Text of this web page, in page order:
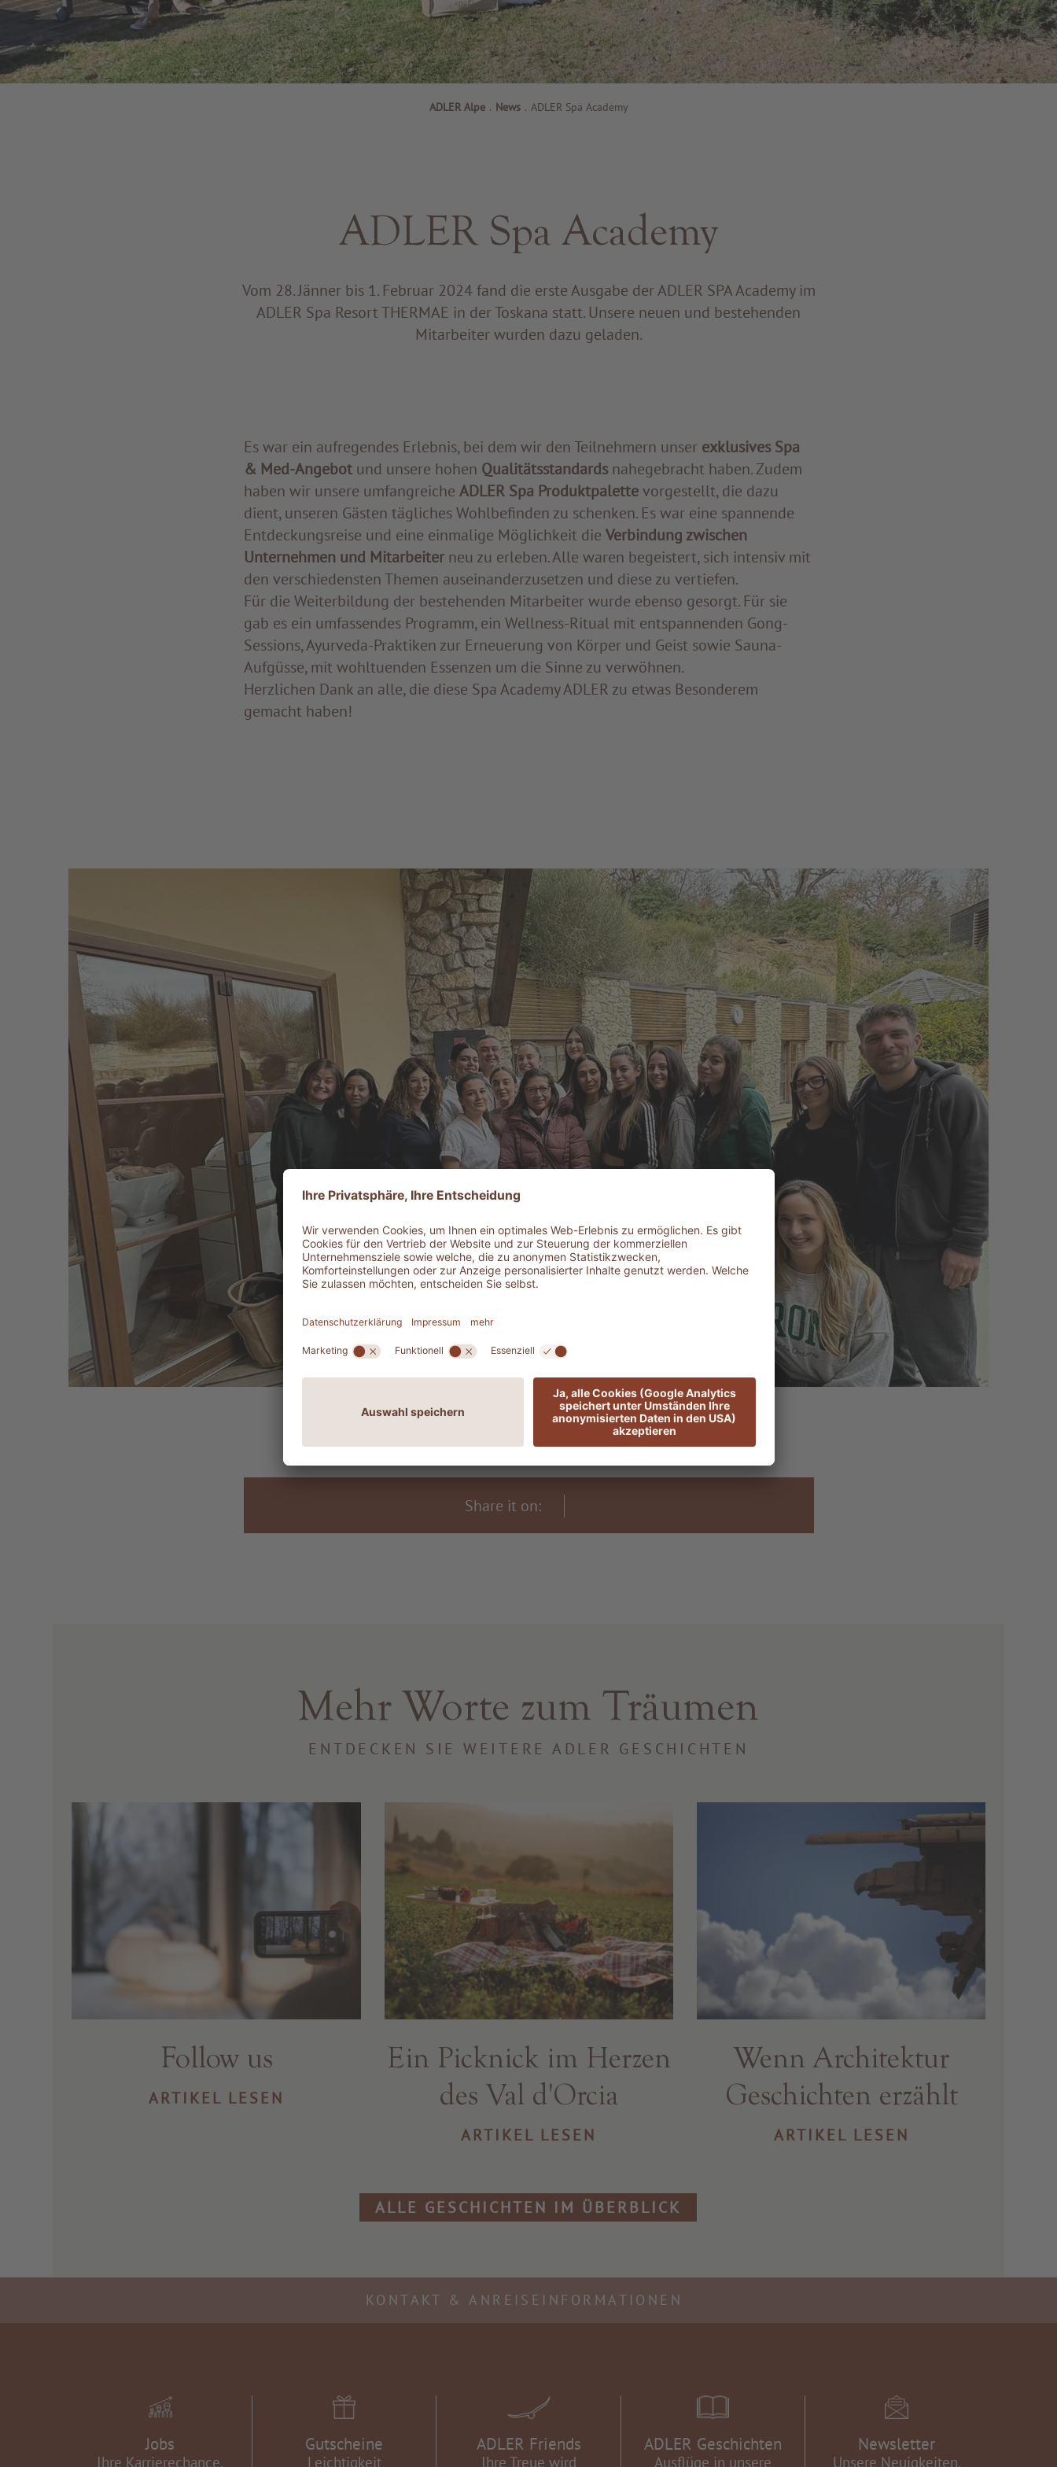
ADLER Alpe . News . ADLER Spa Academy
ADLER Spa Academy
Vom 28. Jänner bis 1. Februar 2024 fand die erste Ausgabe der ADLER SPA Academy im
ADLER Spa Resort THERMAE in der Toskana statt. Unsere neuen und bestehenden
Mitarbeiter wurden dazu geladen.
Es war ein aufregendes Erlebnis, bei dem wir den Teilnehmern unser exklusives Spa
& Med-Angebot und unsere hohen Qualitätsstandardsnahegebracht haben. Zudem
haben wir unsere umfangreiche ADLER Spa Produktpalettevorgestellt, die dazu
dient, unseren Gästen tägliches Wohlbefinden zu schenken. Es war eine spannende
Entdeckungsreise und eine einmalige Möglichkeit die Verbindung zwischen
Unternehmen und Mitarbeiterneu zu erleben. Alle waren begeistert, sich intensiv mit
den verschiedensten Themen auseinanderzusetzen und diese zu vertiefen.
Für die Weiterbildung der bestehenden Mitarbeiter wurde ebenso gesorgt. Für sie
gab es ein umfassendes Programm, ein Wellness-Ritual mit entspannenden Gong-
Sessions, Ayurveda-Praktiken zur Erneuerung von Körper und Geist sowie Sauna-
Aufgüsse, mit wohltuenden Essenzen um die Sinne zu verwöhnen.
Herzlichen Dank an alle, die diese Spa Academy ADLER zu etwas Besonderem
gemacht haben!
Share it on:
Mehr Worte zum Träumen
ENTDECKEN SIE WEITERE ADLER GESCHICHTEN
Follow us
ARTIKEL LESEN
Ein Picknick im Herzen
des Val d'Orcia
ARTIKEL LESEN
Wenn Architektur
Geschichten erzählt
ARTIKEL LESEN
ALLE GESCHICHTEN IM ÜBERBLICK
KONTAKT & ANREISEINFORMATIONEN
Jobs
Ihre Karrierechance.
Gutscheine
Leichtigkeit
ADLER Friends
Ihre Treue wird
ADLER Geschichten
Ausflüge in unsere
Newsletter
Unsere Neuigkeiten.